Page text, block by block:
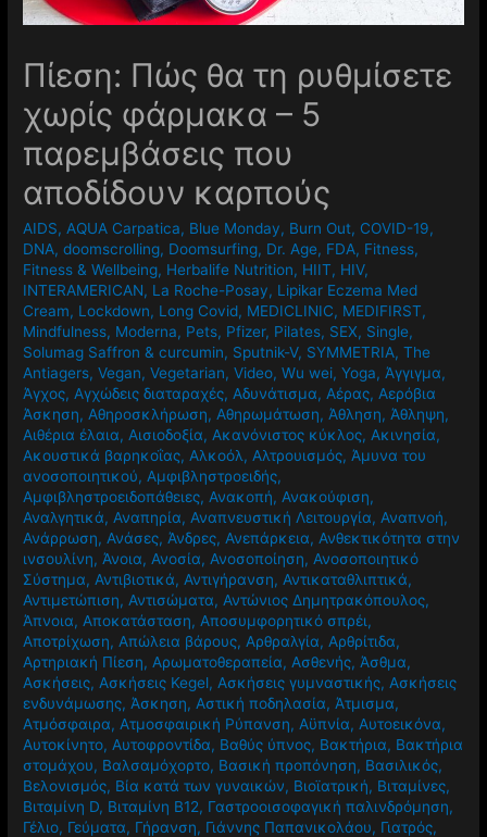
Πίεση: Πώς θα τη ρυθμίσετε
χωρίς φάρμακα – 5
παρεμβάσεις που
αποδίδουν καρπούς
AIDS, AQUA Carpatica, Blue Monday, Burn Out, COVID-19,
DNA,doomscrolling, Doomsurfing, Dr. Age, FDA, Fitness,
Fitness & Wellbeing, Herbalife Nutrition, HIIT, HIV,
INTERAMERICAN, La Roche-Posay, Lipikar Eczema Med
Cream, Lockdown, Long Covid, MEDICLINIC, MEDIFIRST,
Mindfulness, Moderna, Pets, Pfizer, Pilates, SEX, Single,
Solumag Saffron & curcumin, Sputnik-V, SYMMETRIA,The
Antiagers,Vegan,Vegetarian,Video,Wu wei,Yoga, Άγγιγμα,
Άγχος, Αγχώδεις διαταραχές, Αδυνάτισμα, Αέρας, Αερόβια
Άσκηση, Αθηροσκλήρωση, Αθηρωμάτωση, Άθληση, Άθληψη,
Αιθέρια έλαια, Αισιοδοξία, Ακανόνιστος κύκλος, Ακινησία,
Ακουστικά βαρηκοΐας, Αλκοόλ, Αλτρουισμός, Άμυνα του
ανοσοποιητικού, Αμφιβληστροειδής,
Αμφιβληστροειδοπάθειες, Ανακοπή, Ανακούφιση,
Αναλγητικά, Αναπηρία, Αναπνευστική Λειτουργία, Αναπνοή,
Ανάρρωση, Ανάσες, Άνδρες, Ανεπάρκεια, Ανθεκτικότητα στην
ινσουλίνη, Άνοια, Ανοσία, Ανοσοποίηση, Ανοσοποιητικό
Σύστημα, Αντιβιοτικά, Αντιγήρανση, Αντικαταθλιπτικά,
Αντιμετώπιση, Αντισώματα, Αντώνιος Δημητρακόπουλος,
Άπνοια, Αποκατάσταση, Αποσυμφορητικό σπρέι,
Αποτρίχωση, Απώλεια βάρους, Αρθραλγία, Αρθρίτιδα,
Αρτηριακή Πίεση, Αρωματοθεραπεία, Ασθενής, Άσθμα,
Ασκήσεις, Ασκήσεις Kegel, Ασκήσεις γυμναστικής, Ασκήσεις
ενδυνάμωσης, Άσκηση, Αστική ποδηλασία, Άτμισμα,
Ατμόσφαιρα, Ατμοσφαιρική Ρύπανση, Αϋπνία, Αυτοεικόνα,
Αυτοκίνητο, Αυτοφροντίδα, Βαθύς ύπνος, Βακτήρια, Βακτήρια
στομάχου, Βαλσαμόχορτο, Βασική προπόνηση, Βασιλικός,
Βελονισμός, Βία κατά των γυναικών, Βιοϊατρική, Βιταμίνες,
Βιταμίνη D, Βιταμίνη Β12, Γαστροοισοφαγική παλινδρόμηση,
Γέλιο, Γεύματα, Γήρανση, Γιάννης Παπανικολάου, Γιατρός,